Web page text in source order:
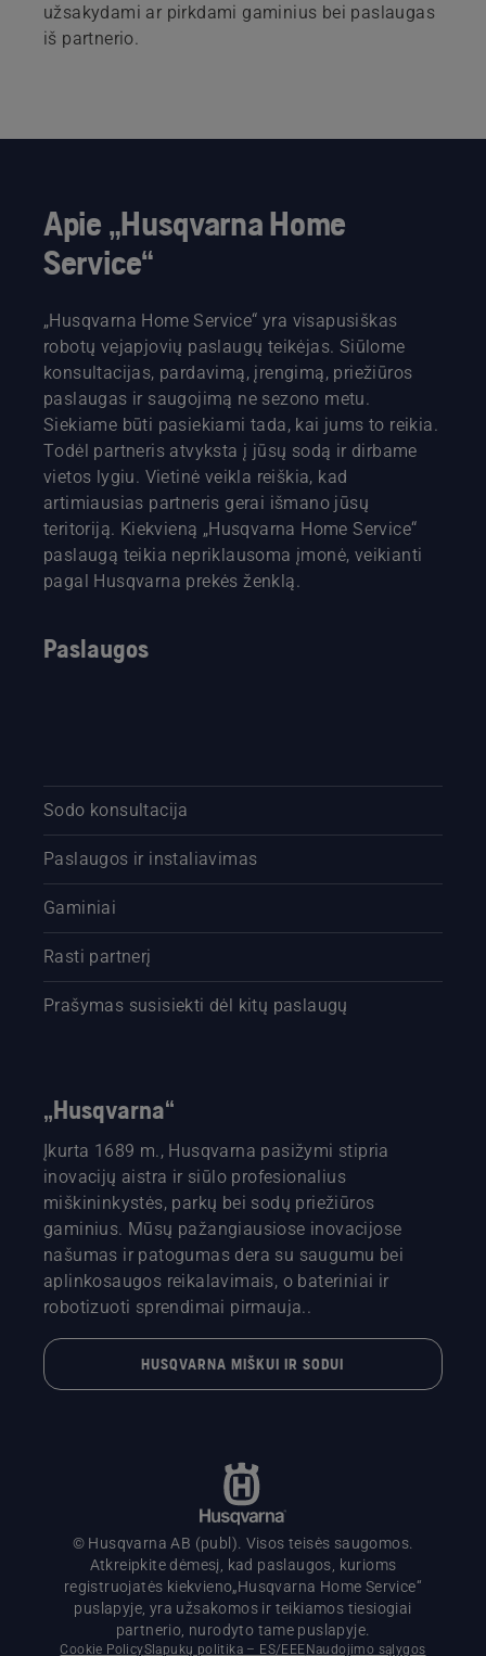
užsakydami ar pirkdami gaminius bei paslaugas
iš partnerio.
Apie „Husqvarna Home
Service“
„Husqvarna Home Service“ yra visapusiškas
robotų vejapjovių paslaugų teikėjas. Siūlome
konsultacijas, pardavimą, įrengimą, priežiūros
paslaugas ir saugojimą ne sezono metu.
Siekiame būti pasiekiami tada, kai jums to reikia.
Todėl partneris atvyksta į jūsų sodą ir dirbame
vietos lygiu. Vietinė veikla reiškia, kad
artimiausias partneris gerai išmano jūsų
teritoriją. Kiekvieną „Husqvarna Home Service“
paslaugą teikia nepriklausoma įmonė, veikianti
pagal Husqvarna prekės ženklą.
Paslaugos
Sodo konsultacija
Paslaugos ir instaliavimas
Gaminiai
Rasti partnerį
Prašymas susisiekti dėl kitų paslaugų
„Husqvarna“
Įkurta 1689 m., Husqvarna pasižymi stipria
inovacijų aistra ir siūlo profesionalius
miškininkystės, parkų bei sodų priežiūros
gaminius. Mūsų pažangiausiose inovacijose
našumas ir patogumas dera su saugumu bei
aplinkosaugos reikalavimais, o bateriniai ir
robotizuoti sprendimai pirmauja..
HUSQVARNA MIŠKUI IR SODUI
© Husqvarna AB (publ). Visos teisės saugomos.
Atkreipkite dėmesį, kad paslaugos, kurioms
registruojatės kiekvieno„Husqvarna Home Service“
puslapyje, yra užsakomos ir teikiamos tiesiogiai
partnerio, nurodyto tame puslapyje.
Cookie PolicySlapukų politika – ES/EEENaudojimo sąlygos